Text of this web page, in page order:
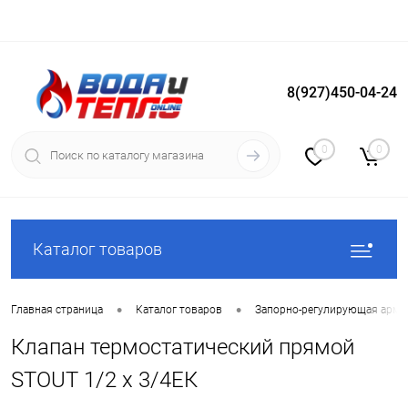
Вход Регистрация
8(927)450-04-24
0 0
Каталог товаров
Главная страница • Каталог товаров • Запорно-регулирующая
Клапан термостатический прямой
STOUT 1/2 х 3/4ЕК